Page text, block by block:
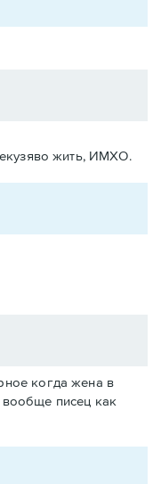
жить, ИМХО.
когда жена в
вообще писец как